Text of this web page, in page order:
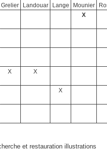
Grelier
Landouar
Lange
Mounier
X
X X
X
et restauration illustrations